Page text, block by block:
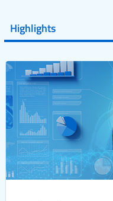
Highlights